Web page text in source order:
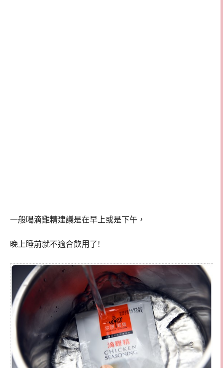
一般喝滴雞精建議是在早上或是下午，
晚上睡前就不適合飲用了!